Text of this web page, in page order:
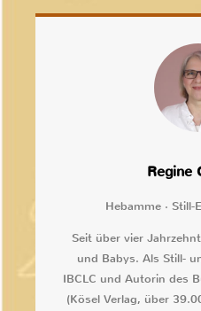
Regine
Hebamme ·
Seit über vier
und Babys. Als Still-
IBCLC und Autorin des
(Kösel Verlag, über